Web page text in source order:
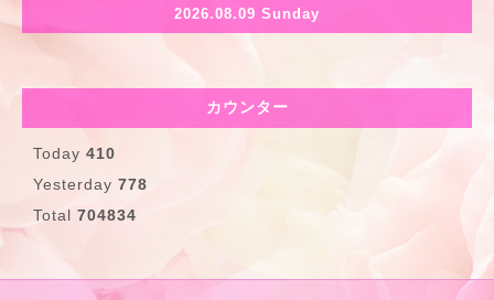
2026.08.09 Sunday
カウンター
Today 410
Yesterday 778
Total 704834